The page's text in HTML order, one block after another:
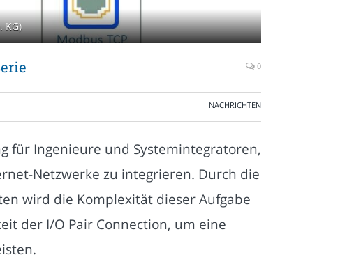
KG)
0
NACHRICHTEN
für Ingenieure und Systemintegratoren,
Netzwerke zu integrieren. Durch die
wird die Komplexität dieser Aufgabe
der I/O Pair Connection, um eine